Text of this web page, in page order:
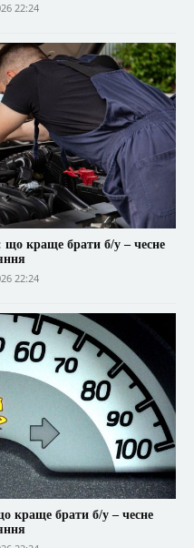
22:24
краще брати б/у – чесне
22:24
краще брати б/у – чесне